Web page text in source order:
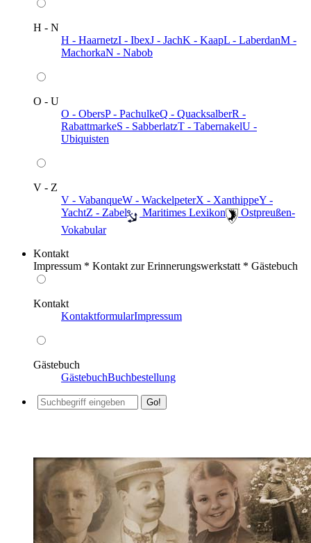
H - N
H - HaarnetzI - IbexJ - JachK - KaapL - LaberdanM -
MachorkaN - Nabob
O - U
O - ObersP - PachulkeQ - QuacksalberR -
RabattmarkeS - SabberlatzT - TabernakelU -
Ubiquisten
V - Z
V - VabanqueW - WackelpeterX - XanthippeY -
YachtZ - Zabel ️ Maritimes Lexikon
️ Ostpreußen-
Vokabular
Kontakt
Impressum * Kontakt zur Erinnerungswerkstatt * Gästebuch
Kontakt
KontaktformularImpressum
Gästebuch
GästebuchBuchbestellung